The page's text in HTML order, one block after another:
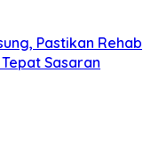
Pastikan Rehab
Sasaran